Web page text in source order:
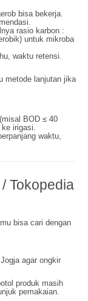
bisa bekerja.
rasio karbon :
untuk mikroba
waktu retensi.
metode lanjutan jika
BOD ≤ 40
irigasi.
waktu,
Tokopedia
bisa cari dengan
agar ongkir
produk masih
pemakaian.